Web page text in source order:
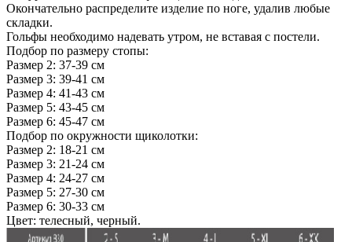
Окончательно распределите изделие по ноге, удалив любые
складки.
Гольфы необходимо надевать утром, не вставая с постели.
Подбор по размеру стопы:
Размер 2: 37-39 см
Размер 3: 39-41 см
Размер 4: 41-43 см
Размер 5: 43-45 см
Размер 6: 45-47 см
Подбор по окружности щиколотки:
Размер 2: 18-21 см
Размер 3: 21-24 см
Размер 4: 24-27 см
Размер 5: 27-30 см
Размер 6: 30-33 см
Цвет: телесный, черный.